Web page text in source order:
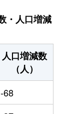
・人口増減
人口増減数
（人）
-68